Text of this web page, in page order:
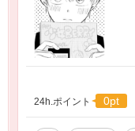
24h.ポイント 0pt